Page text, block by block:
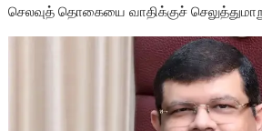
செலவுத் தொகையை வாதிக்குச் செலுத்துமாறு